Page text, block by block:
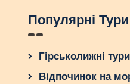
Популярні Тури
Гірськолижні тури
Відпочинок на